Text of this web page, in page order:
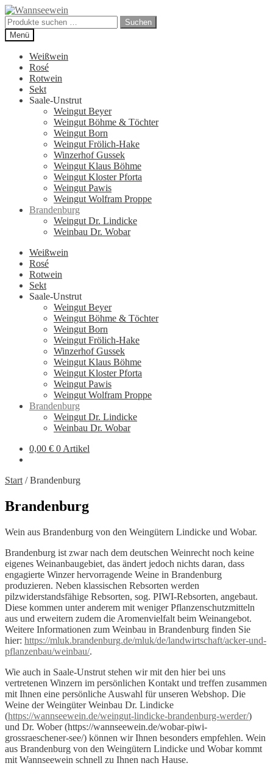
Zur
Navigation
springen
Zum
Inhalt
springen
Suchen
nach:
Suchen
Menü
Weißwein
Rosé
Rotwein
Sekt
Saale-Unstrut
Weingut Beyer
Weingut Böhme & Töchter
Weingut Born
Weingut Frölich-Hake
Winzerhof Gussek
Weingut Klaus Böhme
Weingut Kloster Pforta
Weingut Pawis
Weingut Wolfram Proppe
Brandenburg
Weingut Dr. Lindicke
Weinbau Dr. Wobar
Weißwein
Rosé
Rotwein
Sekt
Saale-Unstrut
Weingut Beyer
Weingut Böhme & Töchter
Weingut Born
Weingut Frölich-Hake
Winzerhof Gussek
Weingut Klaus Böhme
Weingut Kloster Pforta
Weingut Pawis
Weingut Wolfram Proppe
Brandenburg
Weingut Dr. Lindicke
Weinbau Dr. Wobar
0,00 € 0 Artikel
Start /Brandenburg
Brandenburg
Wein aus Brandenburg von den Weingütern Lindicke und Wobar.
Brandenburg ist zwar nach dem deutschen Weinrecht noch keine
eigenes Weinanbaugebiet, das ändert jedoch nichts daran, dass
engagierte Winzer hervorragende Weine in Brandenburg
produzieren. Neben klassischen Rebsorten werden
pilzwiderstandsfähige Rebsorten, sog. PIWI-Rebsorten, angebaut.
Diese kommen unter anderem mit weniger Pflanzenschutzmitteln
aus und erweitern zudem die Aromenvielfalt beim Weinangebot.
Weitere Informationen zum Weinbau in Brandenburg finden Sie
hier: https://mluk.brandenburg.de/mluk/de/landwirtschaft/acker-und-
pflanzenbau/weinbau/.
Wie auch in Saale-Unstrut stehen wir mit den hier bei uns
vertretenen Winzern im persönlichen Kontakt und treffen zusammen
mit Ihnen eine persönliche Auswahl für unseren Webshop. Die
Weine der Weingüter Weinbau Dr. Lindicke
(https://wannseewein.de/weingut-lindicke-brandenburg-werder/)
und Dr. Wober (https://wannseewein.de/wobar-piwi-
grossraeschener-see/) können wir Ihnen besonders empfehlen. Wein
aus Brandenburg von den Weingütern Lindicke und Wobar kommt
mit Wannseewein schnell zu Ihnen nach Hause.